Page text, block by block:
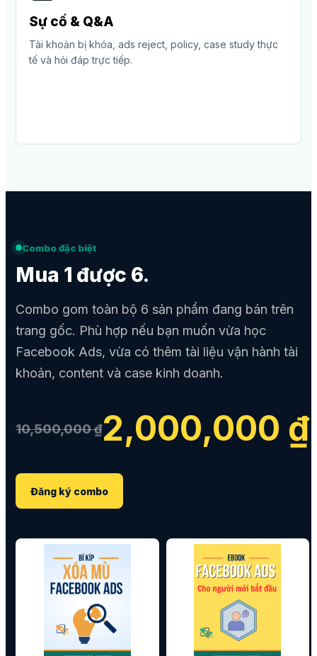
Sự cố & Q&A
Tài khoản bị khóa, ads reject, policy, case study thực
tế và hỏi đáp trực tiếp.
Combo đặc biệt
Mua 1 được 6.
Combo gom toàn bộ 6 sản phẩm đang bán trên
trang gốc. Phù hợp nếu bạn muốn vừa học
Facebook Ads, vừa có thêm tài liệu vận hành tài
khoản, content và case kinh doanh.
10,500,000 ₫2,000,000 ₫
Đăng ký combo